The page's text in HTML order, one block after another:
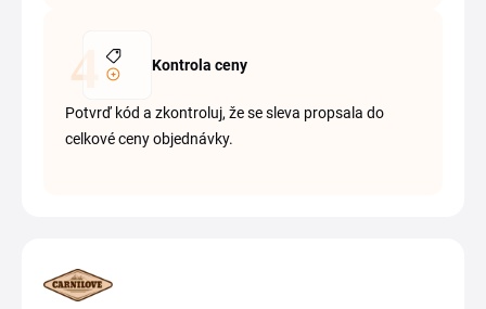
Kontrola ceny
Potvrď kód a zkontroluj, že se sleva propsala do
celkové ceny objednávky.